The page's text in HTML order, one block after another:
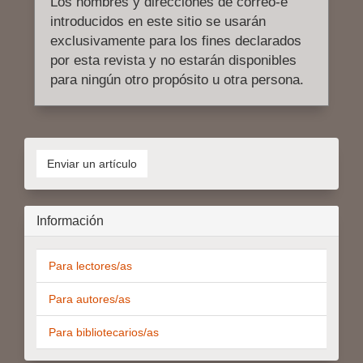
introducidos en este sitio se usarán
exclusivamente para los fines declarados
por esta revista y no estarán disponibles
para ningún otro propósito u otra persona.
Enviar un artículo
Información
Para lectores/as
Para autores/as
Para bibliotecarios/as